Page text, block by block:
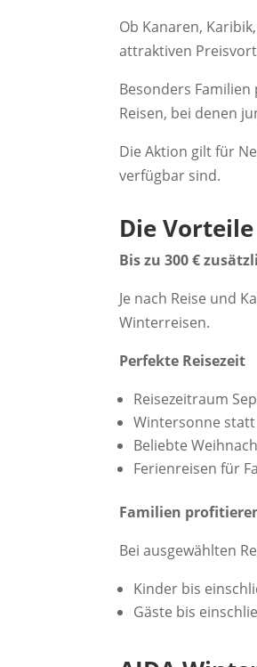
Ob Kanaren,
attraktiven
Besonders
Reisen, bei denen
Die Aktion gilt für
verfügbar sind.
Die
Bis zu 300 €
Je nach Reise und
Winterreisen.
Perfekte Reisezeit
Reisezeitraum
Wintersonne
Beliebte
Ferienreisen für
Familien
Bei ausgewählten
Kinder bis
Gäste bis